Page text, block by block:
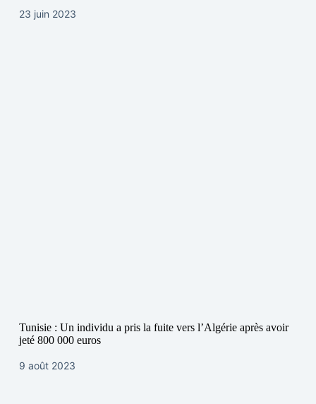
23 juin 2023
Tunisie : Un individu a pris la fuite vers l’Algérie après avoir
jeté 800 000 euros
9 août 2023